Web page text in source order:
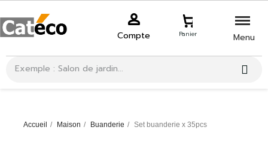
Compte Panier Menu
Accueil Maison Buanderie Set buanderie x 35pcs